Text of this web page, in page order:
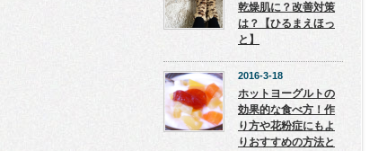
乾燥肌に？改善対策
は？【ひるまえほっ
と】
2016-3-18
ホットヨーグルトの
効果的な食べ方！作
り方や花粉症にもよ
りおすすめの方法と